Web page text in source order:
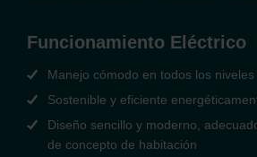
Funcionamiento Eléctrico
Manejo cómodo en todos los niveles
Sostenible y eficiente
Diseño sencillo y moderno,
de concepto de habitación